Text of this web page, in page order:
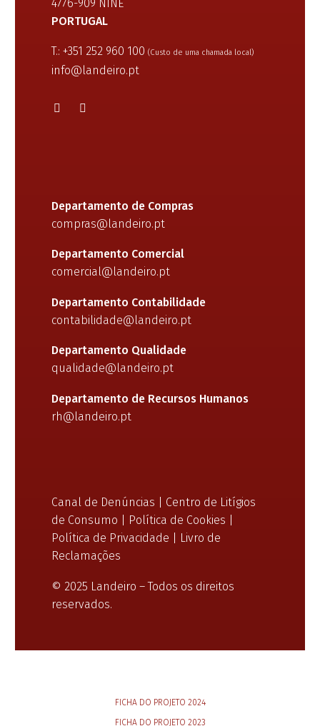
4776-909 NINE
PORTUGAL
T.: +351 252 960 100 (Custo de uma chamada local)
info@landeiro.pt
Departamento de Compras
compras@landeiro.pt
Departamento Comercial
comercial@landeiro.pt
Departamento Contabilidade
contabilidade@landeiro.pt
Departamento Qualidade
qualidade@landeiro.pt
Departamento de Recursos Humanos
rh@landeiro.pt
Canal de Denúncias
Centro de Litígios
de Consumo
Política de Cookies
Política de Privacidade
Livro de
Reclamações
© 2025 Landeiro – Todos os direitos
reservados.
FICHA DO PROJETO 2024
FICHA DO PROJETO 2023